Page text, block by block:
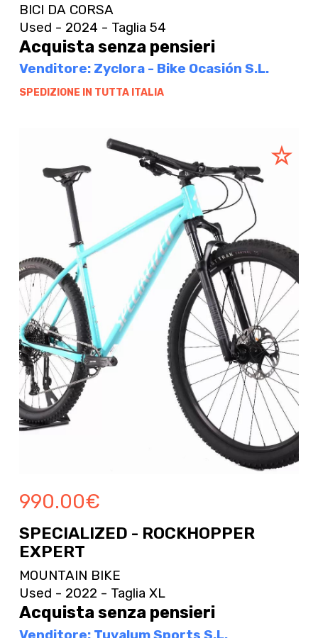
BICI DA CORSA
Used - 2024 - Taglia 54
Acquista senza pensieri
Venditore: Zyclora - Bike Ocasión S.L.
SPEDIZIONE IN TUTTA ITALIA
990.00€
SPECIALIZED - ROCKHOPPER
EXPERT
MOUNTAIN BIKE
Used - 2022 - Taglia XL
Acquista senza pensieri
Venditore: Tuvalum Sports S.L.